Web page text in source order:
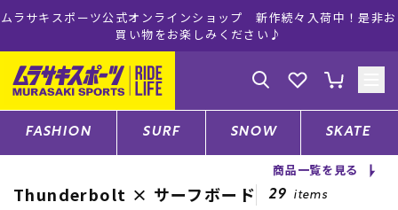
ムラサキスポーツ公式オンラインショップ 新作続々入荷中！是非お
買い物をお楽しみください♪
ゲスト様
ログイン 会員登録
店舗一覧
FASHION SURF SNOW SKATE
商品一覧を見る
Thunderbolt × サーフボード 29 items